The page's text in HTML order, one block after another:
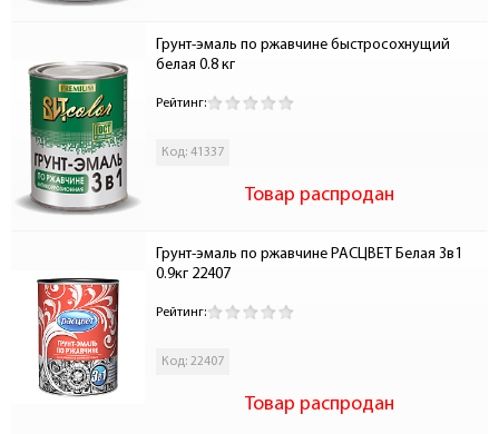
Грунт-эмаль по ржавчине быстросохнущий
белая 0.8 кг
Рейтинг:
Код: 41337
Товар распродан
Грунт-эмаль по ржавчине РАСЦВЕТ Белая 3в1
0.9кг 22407
Рейтинг:
Код: 22407
Товар распродан